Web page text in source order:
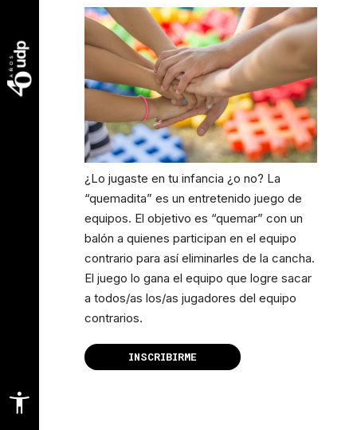
¿Lo jugaste en tu infancia ¿o no? La
“quemadita” es un entretenido juego de
equipos. El objetivo es “quemar” con un
balón a quienes participan en el equipo
contrario para así eliminarles de la cancha.
El juego lo gana el equipo que logre sacar
a todos/as los/as jugadores del equipo
contrarios.
INSCRIBIRME